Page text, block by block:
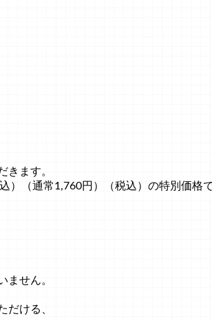
きます。
（通常1,760円）（税込）の特別価格
ません。
だける、